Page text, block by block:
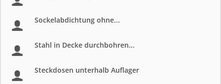
Sockelabdichtung ohne...
Stahl in Decke durchbohren...
Steckdosen unterhalb Auflager